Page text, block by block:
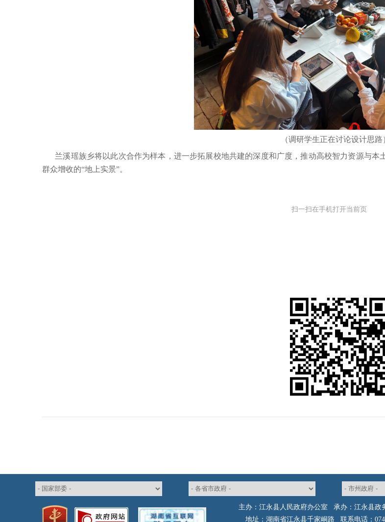
（调研学生正在讨论设计思路
兰溪瑶族乡将以此次合作为样本，进一步拓展校地共建的深度和广度，推动高校智力资源与本
群众增收的“地上实景”。
扫一扫在手机打开当前页
主办：江永县人民政府办公室 承办：江永县
地址：湖南省江永县千家峒路 联系电话：